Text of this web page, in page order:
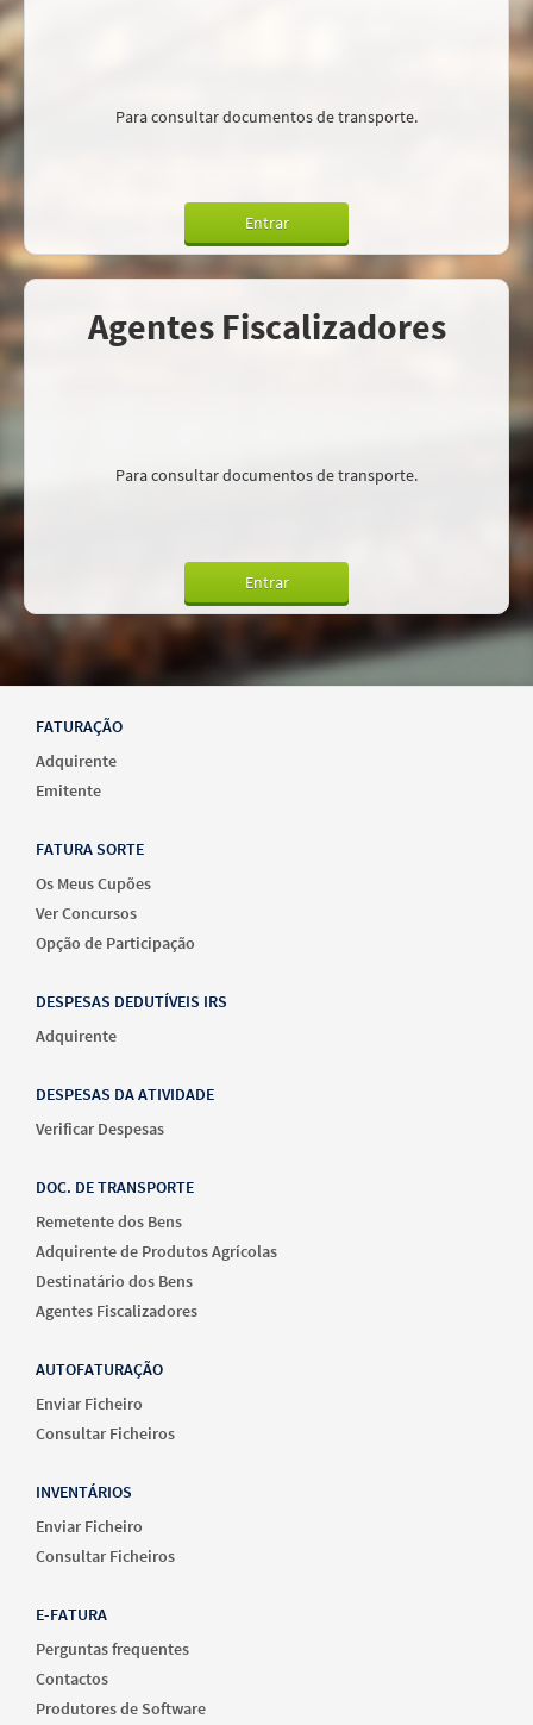
Para consultar documentos de transporte.
Entrar
Agentes Fiscalizadores
Para consultar documentos de transporte.
Entrar
FATURAÇÃO
Adquirente
Emitente
FATURA SORTE
Os Meus Cupões
Ver Concursos
Opção de Participação
DESPESAS DEDUTÍVEIS IRS
Adquirente
DESPESAS DA ATIVIDADE
Verificar Despesas
DOC. DE TRANSPORTE
Remetente dos Bens
Adquirente de Produtos Agrícolas
Destinatário dos Bens
Agentes Fiscalizadores
AUTOFATURAÇÃO
Enviar Ficheiro
Consultar Ficheiros
INVENTÁRIOS
Enviar Ficheiro
Consultar Ficheiros
E-FATURA
Perguntas frequentes
Contactos
Produtores de Software